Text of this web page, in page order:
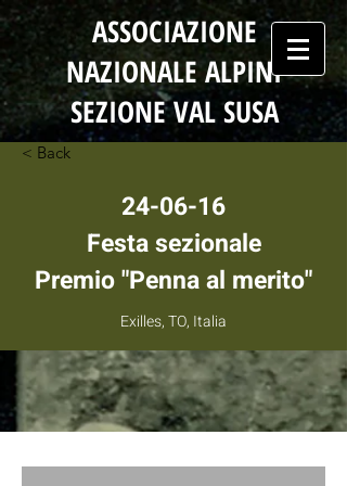
ASSOCIAZIONE
NAZIONALE ALPINI
SEZIONE VAL SUSA
< Back
24-06-16
Festa sezionale
Premio "Penna al merito"
Exilles, TO, Italia